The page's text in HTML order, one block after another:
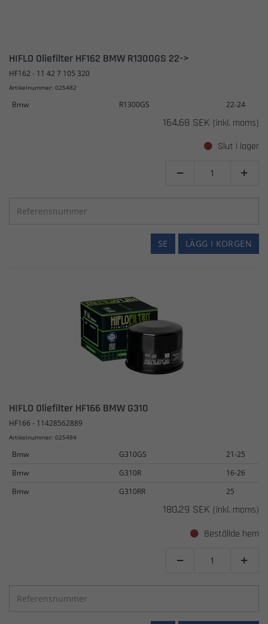
HIFLO Oliefilter HF162 BMW R1300GS 22->
HF162 - 11 42 7 105 320
Artikelnummer: 025482
Bmw R1300GS 22-24
164,68 SEK (inkl. moms)
Slut i lager
 
LÄGG I KORGEN
SE
HIFLO Oliefilter HF166 BMW G310
HF166 - 11428562889
Artikelnummer: 025484
Bmw G310GS
21-25
Bmw
G310R
16-26
Bmw
G310RR 25
180,29 SEK (inkl. moms)
Beställde hem
 